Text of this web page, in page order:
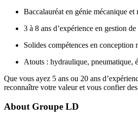
Baccalauréat en génie mécanique et
3 à 8 ans d’expérience en gestion
Solides compétences en conception
Atouts : hydraulique, pneumatique,
Que vous ayez 5 ans ou 20 ans
reconnaître votre valeur et vous confier
About Groupe LD